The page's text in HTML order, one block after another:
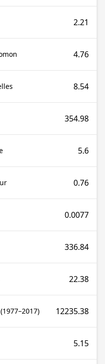
2.21
4.76
8.54
354.98
5.6
0.76
0.0077
336.84
22.38
12235.38
5.15